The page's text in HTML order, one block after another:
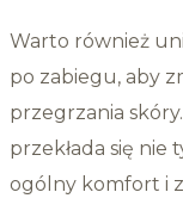
Warto również
po zabiegu, aby
przegrzania
przekłada się nie
ogólny komfort i